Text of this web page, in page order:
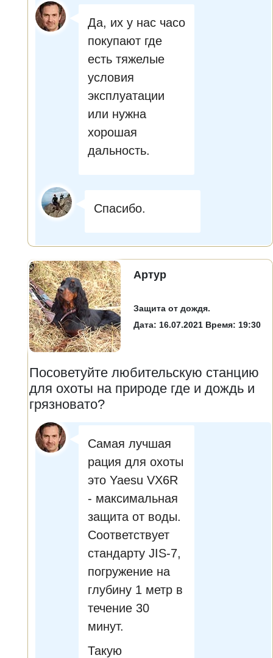
Да, их у нас часо
покупают где
есть тяжелые
условия
эксплуатации
или нужна
хорошая
дальность.
Спасибо.
Артур
Защита от дождя.
Дата: 16.07.2021 Время: 19:30
Посоветуйте любительскую станцию
для охоты на природе где и дождь и
грязновато?
Самая лучшая
рация для охоты
это Yaesu VX6R
- максимальная
защита от воды.
Соответствует
стандарту JIS-7,
погружение на
глубину 1 метр в
течение 30
минут.
Такую